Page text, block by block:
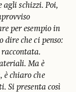
agli schizzi. Poi,
per esempio in
dire che ci penso:
raccontata.
Ma è
è chiaro che
Si presenta così